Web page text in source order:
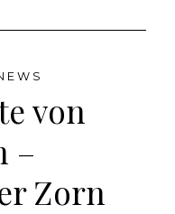
von
–
Zorn